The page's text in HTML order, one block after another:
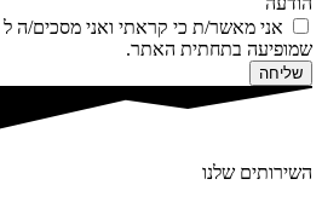
אני מאשר/ת כי קראתי ואני מסכים/ה ל
שמופיעה בתחתית האתר.
שליחה
השירותים שלנו